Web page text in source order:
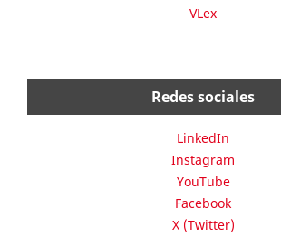
VLex
Redes sociales
LinkedIn
Instagram
YouTube
Facebook
X (Twitter)